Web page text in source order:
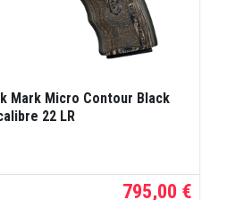
Mark Micro Contour Black
22 LR
795,00 €